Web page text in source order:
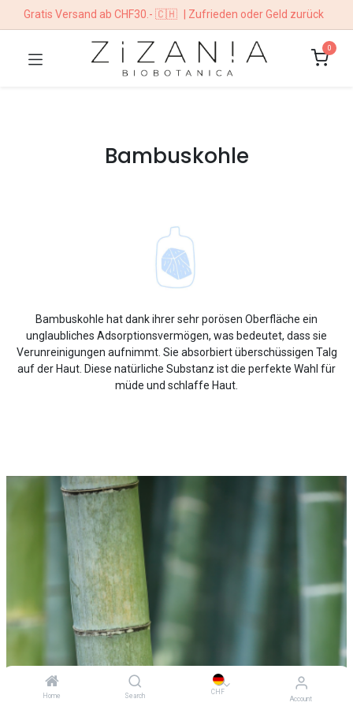
Home Search
CHF
Account
Gratis Versand ab CHF30.- 🇨🇭 | Zufrieden oder Geld zurück
0
Bambuskohle
Bambuskohle hat dank ihrer sehr porösen Oberfläche ein
unglaubliches Adsorptionsvermögen, was bedeutet, dass sie
Verunreinigungen aufnimmt. Sie absorbiert überschüssigen Talg
auf der Haut. Diese natürliche Substanz ist die perfekte Wahl für
müde und schlaffe Haut.